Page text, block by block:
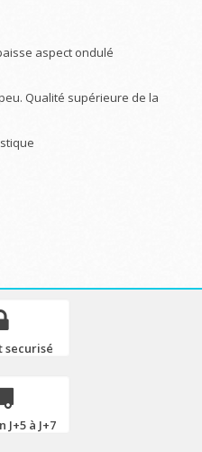
aspect ondulé
Qualité supérieure de la
securisé
J+5 à J+7